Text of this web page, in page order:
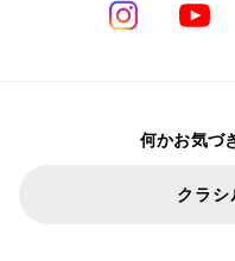
何かお気づ
クラシ